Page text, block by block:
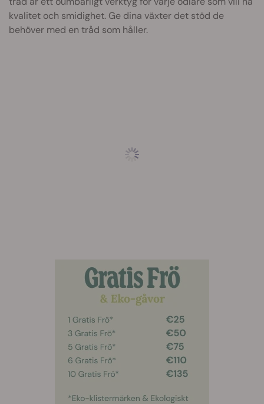
kvalitet och smidighet. Ge dina växter det stöd de
behöver med en tråd som håller.